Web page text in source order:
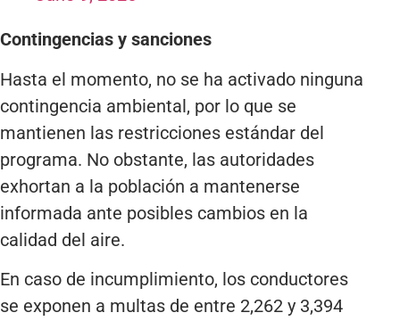
Contingencias y sanciones
Hasta el momento, no se ha activado ninguna
contingencia ambiental, por lo que se
mantienen las restricciones estándar del
programa. No obstante, las autoridades
exhortan a la población a mantenerse
informada ante posibles cambios en la
calidad del aire.
En caso de incumplimiento, los conductores
se exponen a multas de entre 2,262 y 3,394